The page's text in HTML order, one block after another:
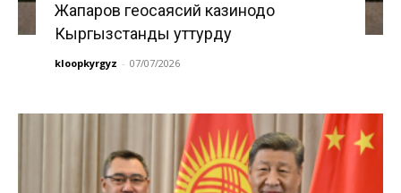
Жапаров геосаясий казинодо
Кыргызстанды уттурду
kloopkyrgyz - 07/07/2026